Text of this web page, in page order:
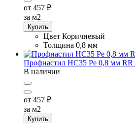
от 457 ₽
за м2
Купить
Цвет Коричневый
Толщина 0,8 мм
Профнастил НС35 Pe 0,8 мм RR
В наличии
от 457 ₽
за м2
Купить